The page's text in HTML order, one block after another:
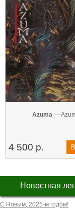
Azuma—
4 500 р.
Новостная
С Новым, 2025-м годом!